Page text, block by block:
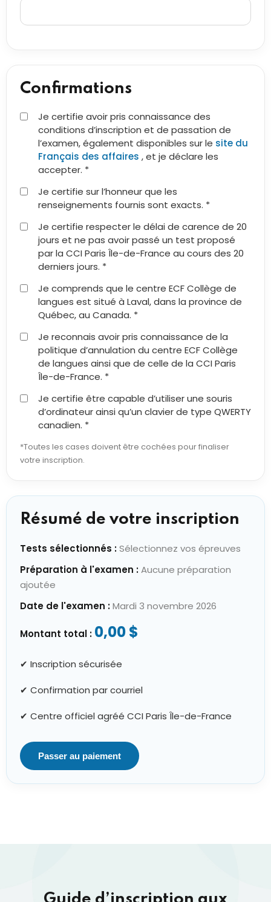
Confirmations
Je certifie avoir pris connaissance des
conditions d’inscription et de passation de
l’examen, également disponibles sur le site du
Français des affaires , et je déclare les
accepter. *
Je certifie sur l’honneur que les
renseignements fournis sont exacts. *
Je certifie respecter le délai de carence de 20
jours et ne pas avoir passé un test proposé
par la CCI Paris Île-de-France au cours des 20
derniers jours. *
Je comprends que le centre ECF Collège de
langues est situé à Laval, dans la province de
Québec, au Canada. *
Je reconnais avoir pris connaissance de la
politique d’annulation du centre ECF Collège
de langues ainsi que de celle de la CCI Paris
Île-de-France. *
Je certifie être capable d’utiliser une souris
d’ordinateur ainsi qu’un clavier de type QWERTY
canadien. *
*Toutes les cases doivent être cochées pour finaliser
votre inscription.
Résumé de votre inscription
Tests sélectionnés :Sélectionnez vos épreuves
Préparation à l'examen :Aucune préparation
ajoutée
Date de l'examen :Mardi 3 novembre 2026
Montant total : 0,00 $
✔ Inscription sécurisée
✔ Confirmation par courriel
✔ Centre officiel agréé CCI Paris Île-de-France
Passer au paiement